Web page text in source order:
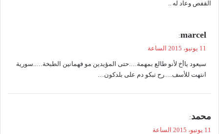
القفص وعاد له ..
ي
ل
marcel
:
11 يونيو، 2015 الساعة
سيعود ياأخ لأنو طالع بمهمة….حتى المؤيدين مو فهمانين الطبخة…..سورية
انتهت للأسف….رح تبكو دم على بلدكون…
محمد:
11 يونيو، 2015 الساعة